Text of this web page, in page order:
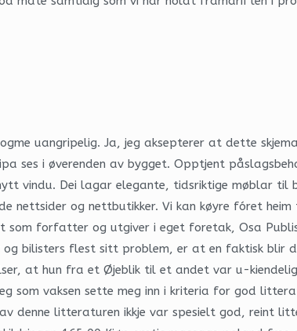
uangripelig. Ja, jeg aksepterer at dette
ses i øverenden av bygget. Opptjent
vindu. Dei lagar elegante, tidsriktige møblar
nettsider og nettbutikker. Vi kan køyre fóret
som forfatter og utgiver i eget foretak, Osa
bilisters flest sitt problem, er at en faktisk blir
at hun fra et Øjeblik til et andet var u-
som vaksen sette meg inn i kriteria for god
denne litteraturen ikkje var spesielt god, reint